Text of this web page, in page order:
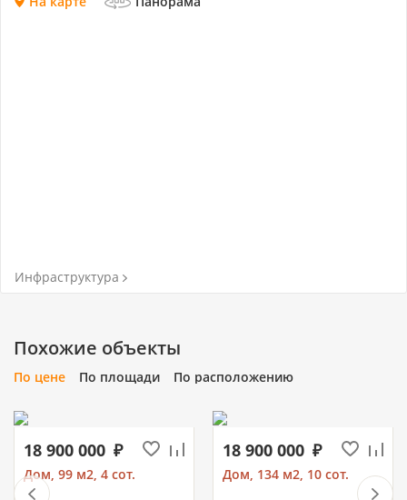
Инфраструктура
Похожие объекты
По цене По площади По расположению
18 900 000
Дом, 99 м2, 4 сот.
18 900 000
Дом, 134 м2, 10 сот.